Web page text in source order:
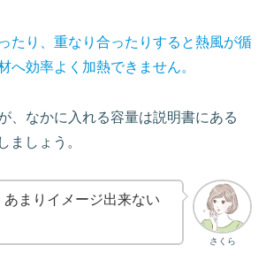
たり、重なり合ったりすると熱風が循
へ効率よく加熱できません。
、なかに入れる容量は説明書にある
ましょう。
さくら
まりイメージ出来ない